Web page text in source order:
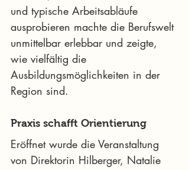
und typische Arbeitsabläufe
ausprobieren machte die Berufswelt
unmittelbar erlebbar und zeigte,
wie vielfältig die
Ausbildungsmöglichkeiten in der
Region sind.
Praxis schafft Orientierung
Eröffnet wurde die Veranstaltung
von Direktorin Hilberger, Natalie